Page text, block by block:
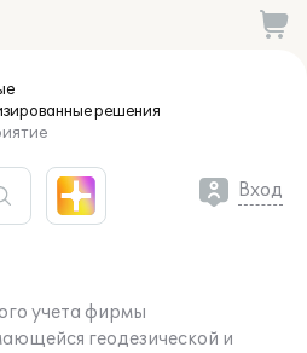
решения
Вход
учета фирмы
геодезической и